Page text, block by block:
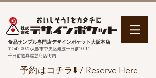
食品サンプル専門店デザインポケット大阪本店
〒542-0075大阪市中央区難波千日前10-11
千日前道具屋筋商店街内
予約はコチラ⬇️ / Reserve Here